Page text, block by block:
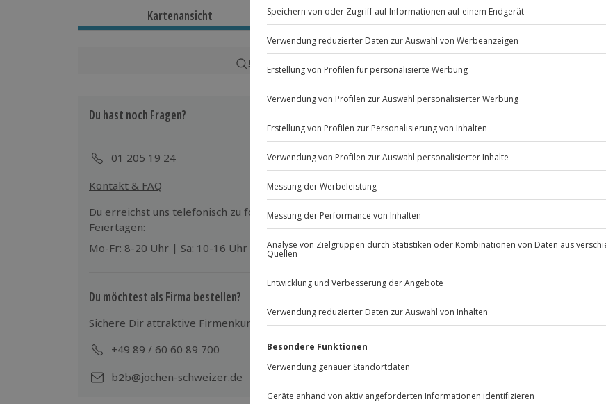
Ca. 3 Stunden
Teilnahmebedingungen
Teilnehmer
Gutschein gültig für 1 Person
Kartenansicht Listenansicht
© OpenStreetMaps
Karte in Großansicht
Du hast noch Fragen?
01 205 19 24
Kontakt & FAQ
Jochen SchweizerGmbH
Mühldorfstraße 8
81671 München
Du erreichst uns telefonisch zu folgenden Zeiten, außer an bundesweiten
Feiertagen:
Mo-Fr: 8-20 Uhr | Sa: 10-16 Uhr
Du möchtest als Firma bestellen?
Sichere Dir attraktive Firmenkunden Vorteile.
+49 89 / 60 60 89 700
Mo-Fr: 9-17 Uhr
b2b@jochen-schweizer.de
www.b2b.jochen-schweizer.de/